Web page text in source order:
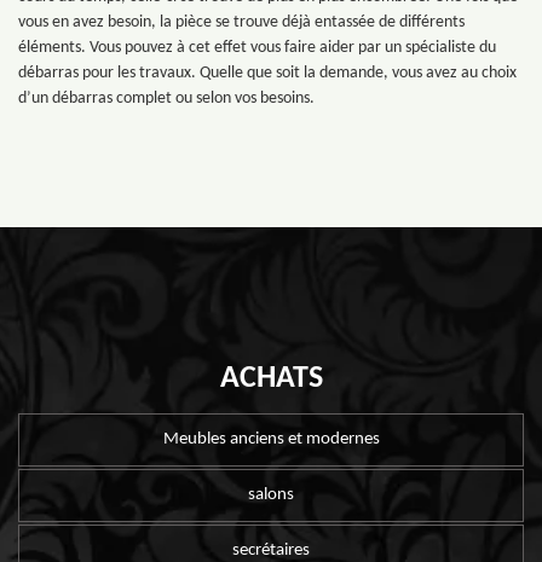
vous en avez besoin, la pièce se trouve déjà entassée de différents
éléments. Vous pouvez à cet effet vous faire aider par un spécialiste du
débarras pour les travaux. Quelle que soit la demande, vous avez au choix
d’un débarras complet ou selon vos besoins.
ACHATS
Meubles anciens et modernes
salons
secrétaires